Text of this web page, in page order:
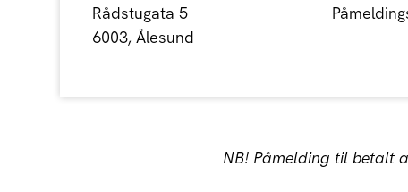
Rådstugata 5
6003, Ålesund
NB! Påmelding til betalt